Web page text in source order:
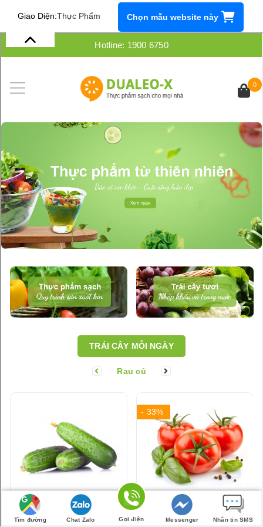
Giao Diện:Thực Phẩm Chọn mẫu website này